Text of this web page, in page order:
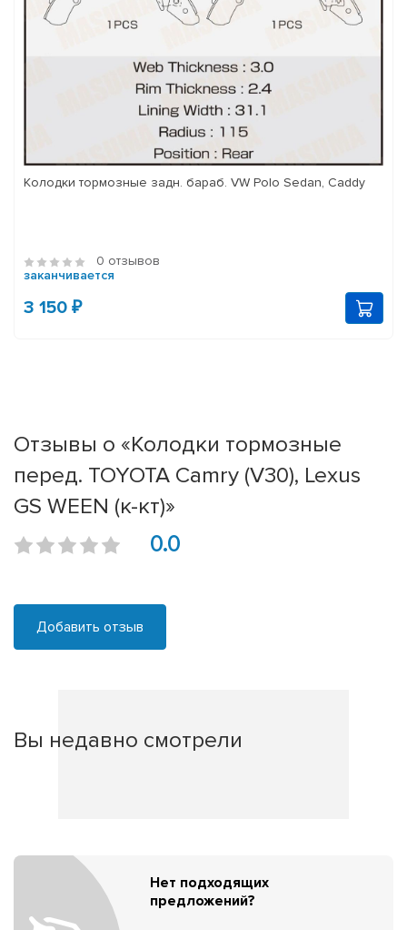
Колодки тормозные задн. бараб. VW Polo Sedan, Caddy
0 отзывов
заканчивается
3 150 ₽
Отзывы о «Колодки тормозные
перед. TOYOTA Camry (V30), Lexus
GS WEEN (к-кт)»
0.0
Добавить отзыв
Вы недавно смотрели
Нет подходящих
предложений?